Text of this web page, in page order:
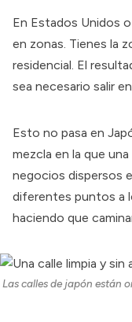
En Estados Unidos
en zonas. Tienes la
residencial. El
sea necesario salir
Esto no pasa en
mezcla en la que
negocios dispersos
diferentes puntos a
haciendo que
Las calles de japón están